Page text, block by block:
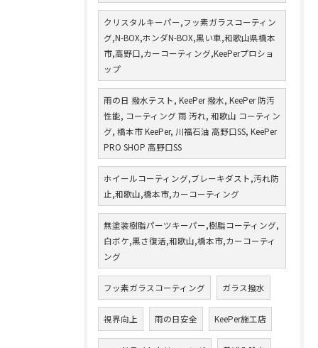
クリスタルキーパー,フッ素ガラスコーティン
グ,N-BOX,ホンダN-BOX,黒い車,和歌山県橋本
市,高野口,カーコーティング,KeePerプロショ
ップ
雨の日 撥水テスト, KeePer 撥水, KeePer 防汚
性能, コーティング 雨 汚れ, 和歌山 コーティン
グ, 橋本市 KeePer, 川福石油 高野口SS, KeePer
PRO SHOP 高野口SS
ホイールコーティング,ブレーキダスト,汚れ防
止,和歌山,橋本市,カーコーティング
無塗装樹脂パーツキーパー,樹脂コーティング,
白ボケ,黒さ復活,和歌山,橋本市,カーコーティ
ング
フッ素ガラスコーティング ガラス撥水
視界向上 雨の日安全 KeePer施工店